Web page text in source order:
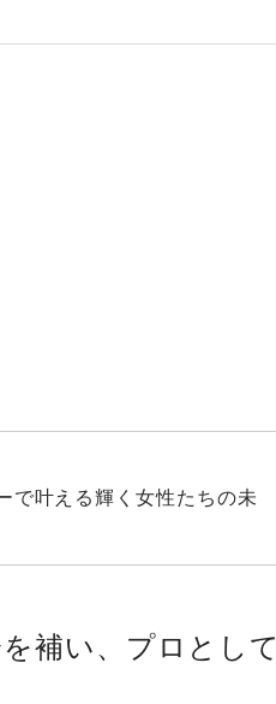
で叶える輝く女性たちの未
補い、プロとして